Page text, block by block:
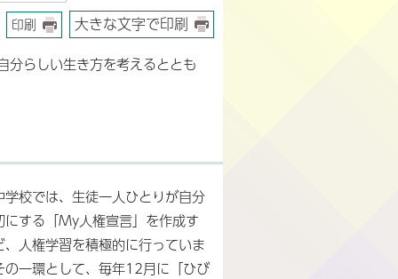
印刷 大きな文字で印刷
分らしい生き方を考えるととも
学校では、生徒一人ひとりが自分
にする「My人権宣言」を作成す
、人権学習を積極的に行っていま
の一環として、毎年12月に「ひび